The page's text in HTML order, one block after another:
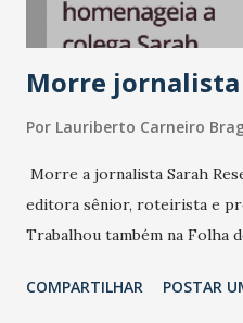
Morre jornalista
Por Lauriberto Carneiro
Morre a jornalista Sarah
editora sênior, roteirista e
Trabalhou também na Folha
COMPARTILHAR POSTAR